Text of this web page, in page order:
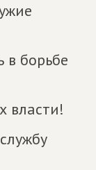
в борьбе
власти!